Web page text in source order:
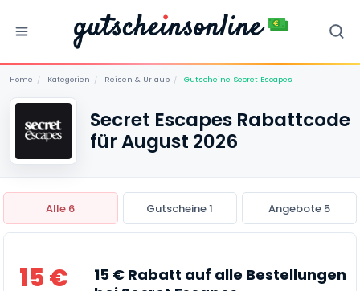
Home / Kategorien / Reisen & Urlaub / Gutscheine Secret Escapes
Secret Escapes Rabattcode
für August 2026
Alle 6 Gutscheine 1 Angebote 5
15 €
15 € Rabatt auf alle Bestellungen